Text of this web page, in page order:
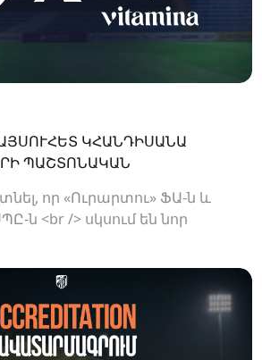
ԿՀԱՆԴԻՍԱՆԱ
ՊԱՇՏՈՆԱԿԱՆ
որ «Ուրարտու» ՖԱ-ն և
ն <br /> սկսում են նոր